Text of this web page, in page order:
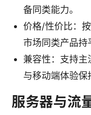
备同类能力。
价格/性价比：
市场同类产品持
兼容性：支持
与移动端体验保
服务器与流